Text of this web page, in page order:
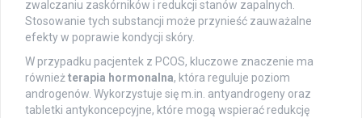
zwalczaniu zaskórników i redukcji stanów zapalnych.
Stosowanie tych substancji może przynieść zauważalne
efekty w poprawie kondycji skóry.
W przypadku pacjentek z PCOS, kluczowe znaczenie ma
również terapia hormonalna, która reguluje poziom
androgenów. Wykorzystuje się m.in. antyandrogeny oraz
tabletki antykoncepcyjne, które mogą wspierać redukcję